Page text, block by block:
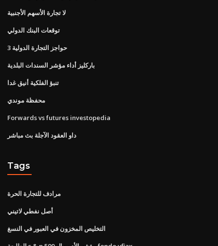
لا تجارة الأسهم الأجنبية
توقعات البنك الدولي
3 حواجز التجارة الدولية
باركليز أداء مؤشر السندات البلدية
تنبؤ الفلكية أنيق غدا
محفظة موندي
Forwards vs futures investopedia
داو العقود الآجلة بث مباشر
Tags
مرادف للتجارة الحرة
أصل نفطي لاتيني
التخليص المخزون في العبور في النسغ